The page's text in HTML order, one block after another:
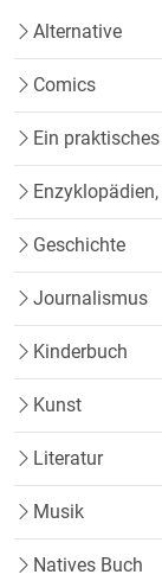
Alternative
Comics
Ein
Geschichte
Journalismus
Kinderbuch
Kunst
Literatur
Musik
Natives Buch